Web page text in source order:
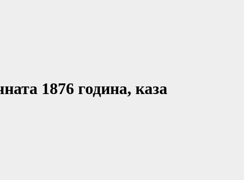
1876 година, каза